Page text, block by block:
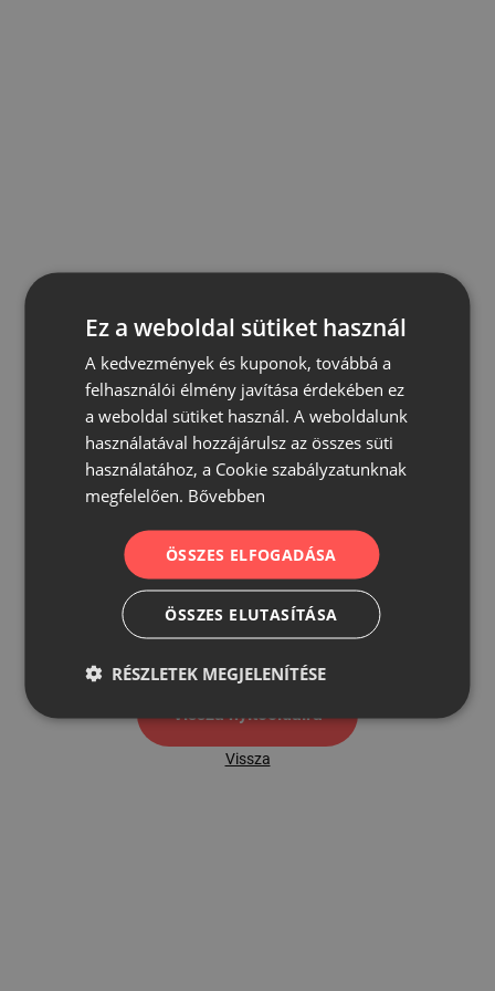
500
Vissza nyítóoldalra
Vissza
Ez a weboldal sütiket használ
A kedvezmények és kuponok, továbbá a
felhasználói élmény javítása érdekében ez
a weboldal sütiket használ. A weboldalunk
használatával hozzájárulsz az összes süti
használatához, a Cookie szabályzatunknak
megfelelően. Bővebben
ÖSSZES ELFOGADÁSA
ÖSSZES ELUTASÍTÁSA
RÉSZLETEK MEGJELENÍTÉSE